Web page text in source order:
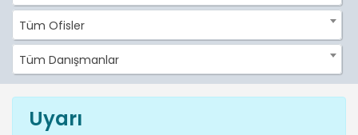
Tüm Ofisler
Tüm Danışmanlar
Uyarı